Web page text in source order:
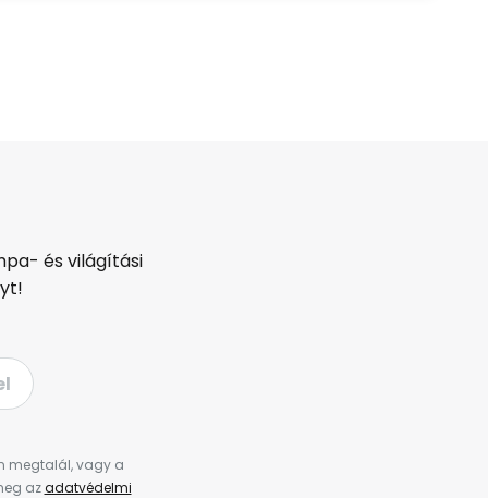
és világítási
megtalál, vagy a
azadatvédelmi